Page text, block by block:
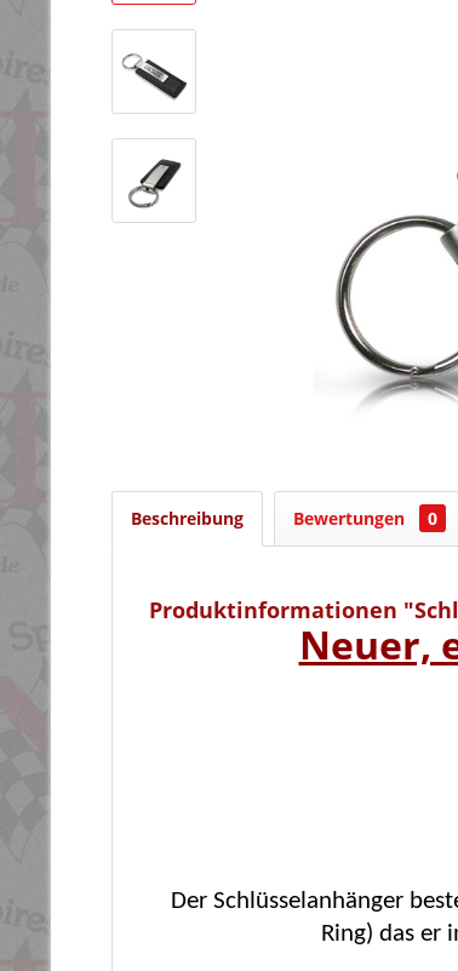
Beschreibung Bewertungen 0
Produktinformationen
Neuer,
Der Schlüsselanhänger
Ring) das er